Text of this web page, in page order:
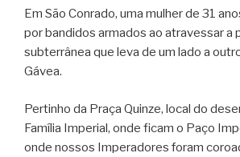
Em São Conrado, uma mulher de 31
por bandidos armados ao atravessar a
subterrânea que leva de um lado a
Gávea.
Pertinho da Praça Quinze, local do
Família Imperial, onde ficam o Paço
onde nossos Imperadores foram